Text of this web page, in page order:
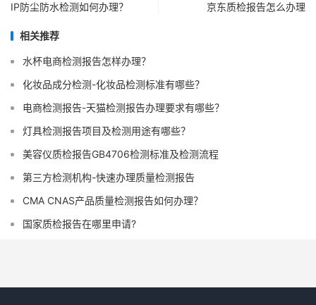
IP防尘防水检测如何办理？ 京东质检报告怎么办理
相关推荐
水杯电商检测报告怎样办理？
化妆品成分检测-化妆品检测标准有哪些？
电商检测报告-天猫检测报告办理要求有哪些？
灯具检测报告项目及检测用途有哪些？
美容仪质检报告GB4706检测标准及检测流程
第三方检测机构-快速办理质量检测报告
CMA CNAS产品质量检测报告如何办理？
国家质检报告在哪里申请?